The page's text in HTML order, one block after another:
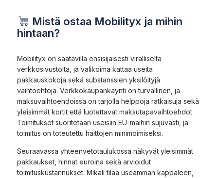
Mistä ostaa Mobilityx ja mihin
hintaan?
Mobilityx on saatavilla ensisijaisesti viralliselta
verkkosivustolta, ja valikoima kattaa useita
pakkauskokoja sekä substanssien yksilöityjä
vaihtoehtoja. Verkkokaupankäynti on turvallinen, ja
maksuvaihtoehdoissa on tarjolla helppoja ratkaisuja sekä
yleisimmät kortit että luotettavat maksutapavaihtoehdot.
Toimitukset suoritetaan useisiin EU-maihin sujuvasti, ja
toimitus on toteutettu haittojen minimoimiseksi.
Seuraavassa yhteenvetotaulukossa näkyvät yleisimmät
pakkaukset, hinnat euroina sekä arvioidut
toimituskustannukset. Mikäli tilaa useamman kappaleen,